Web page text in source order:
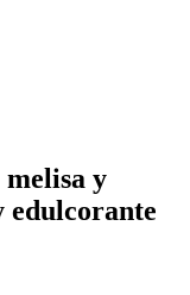
melisa y
edulcorante